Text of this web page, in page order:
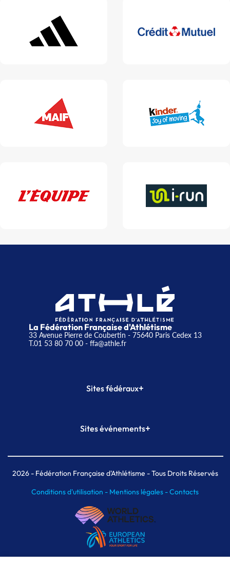
La Fédération Française d'Athlétisme
33 Avenue Pierre de Coubertin - 75640 Paris Cedex 13
T.01 53 80 70 00- ffa@athle.fr
Sites fédéraux+
Plateforme Formation
Sites événements+
Meeting de Paris indoor
MAIF Ekiden de Paris
2026- Fédération Française d'Athlétisme - Tous Droits Réservés
Conditions d'utilisation - Mentions légales -Contacts